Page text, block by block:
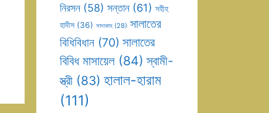
নিরসন (58) সন্তান (61) সহীহ
হাদীস (36) সাদাকাহ (28) সালাতের
বিধিবিধান (70) সালাতের
বিবিধ মাসায়েল (84) স্বামী-
স্ত্রী (83) হালাল-হারাম
(111)